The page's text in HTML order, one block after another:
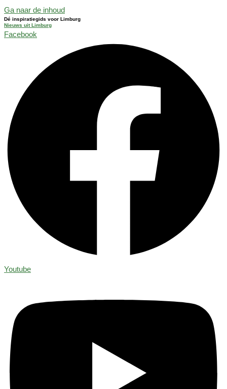
Ga naar de inhoud
Dé inspiratiegids voor Limburg
Nieuws uit Limburg
Facebook
Youtube